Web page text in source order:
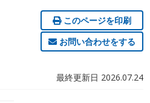
このページを印刷
お問い合わせをする
最終更新日 2026.07.24